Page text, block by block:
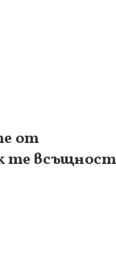
от
те всъщност